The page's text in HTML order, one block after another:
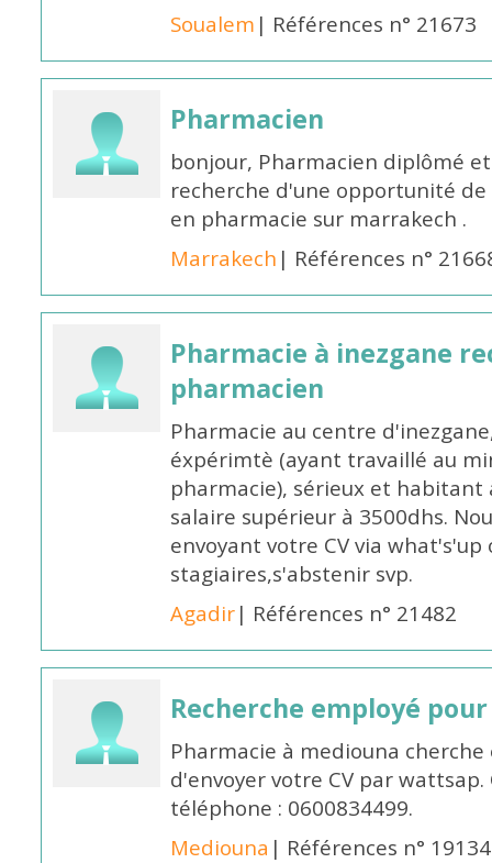
Soualem | Références n° 21673
Pharmacien
bonjour, Pharmacien diplômé
recherche d'une opportunité
en pharmacie sur marrakech .
Marrakech | Références n°
Pharmacie à inezgane
pharmacien
Pharmacie au centre
éxpérimtè (ayant travaillé au
pharmacie), sérieux et habitant
salaire supérieur à 3500dhs.
envoyant votre CV via
stagiaires,s'abstenir svp.
Agadir| Références n° 21482
Recherche employé
Pharmacie à mediouna
d'envoyer votre CV par
téléphone : 0600834499.
Mediouna | Références n° 19134